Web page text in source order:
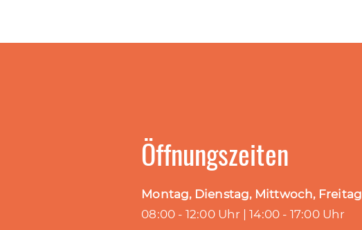
Öffnungszeiten
Montag, Dienstag, Mittwoch, Freitag
08:00 - 12:00 Uhr | 14:00 - 17:00 Uhr